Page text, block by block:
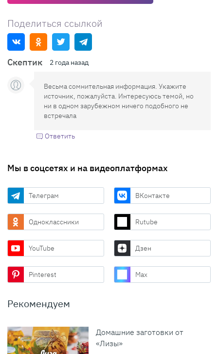
Поделиться ссылкой
Скептик 2 года назад
Весьма сомнительная информация. Укажите
источник, пожалуйста. Интересуюсь темой, но
ни в одном зарубежном ничего подобного не
встречала
Ответить
Мы в соцсетях и на видеоплатформах
Телеграм ВКонтакте
Одноклассники Rutube
YouTube Дзен
Pinterest Max
Рекомендуем
Домашние заготовки от
«Лизы»